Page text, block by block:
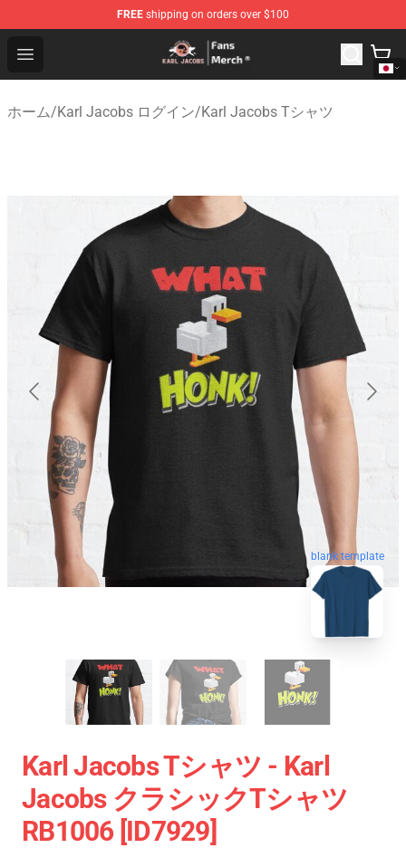
FREE shipping on orders over $100
Open menu
Karl Jacobs Store - Official Karl Jacobs Merchandise
ホーム/Karl Jacobs ログイン/Karl Jacobs Tシャツ
blank template
Karl Jacobs Tシャツ - Karl
Jacobs クラシックTシャツ
RB1006 [ID7929]